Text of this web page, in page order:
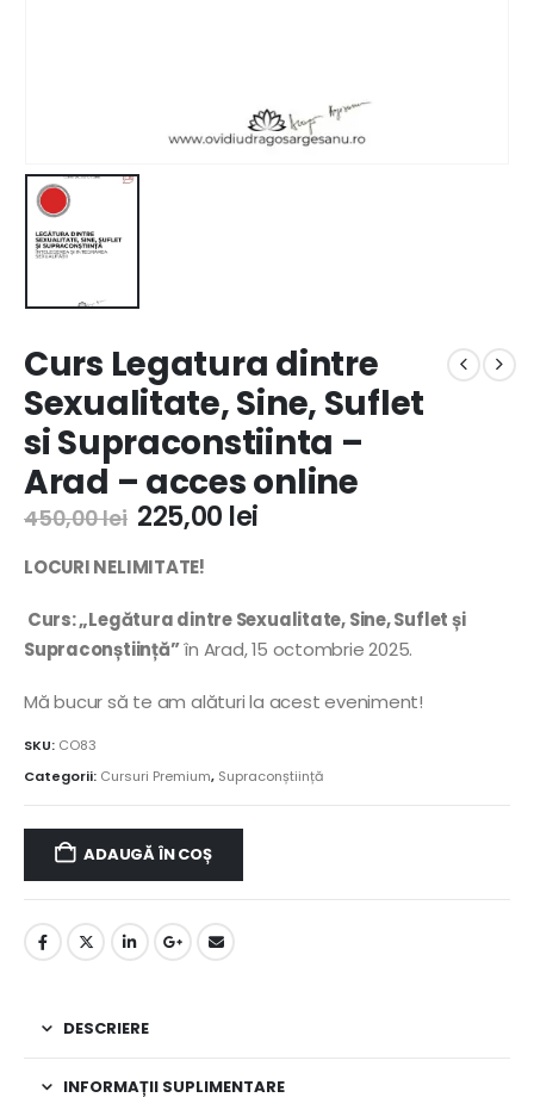
Curs Legatura dintre
Sexualitate, Sine, Suflet
si Supraconstiinta –
Arad – acces online
450,00lei 225,00 lei
LOCURI NELIMITATE!
Curs: „Legătura dintre Sexualitate, Sine, Suflet și
Supraconștiință”în Arad, 15 octombrie 2025.
Mă bucur să te am alături la acest eveniment!
SKU: CO83
Categorii: Cursuri Premium, Supraconștiință
ADAUGĂ ÎN COȘ
DESCRIERE
INFORMAȚII SUPLIMENTARE